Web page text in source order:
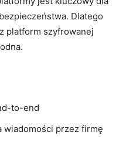
Dlatego
platform szyfrowanej
to-end
wiadomości przez firmę